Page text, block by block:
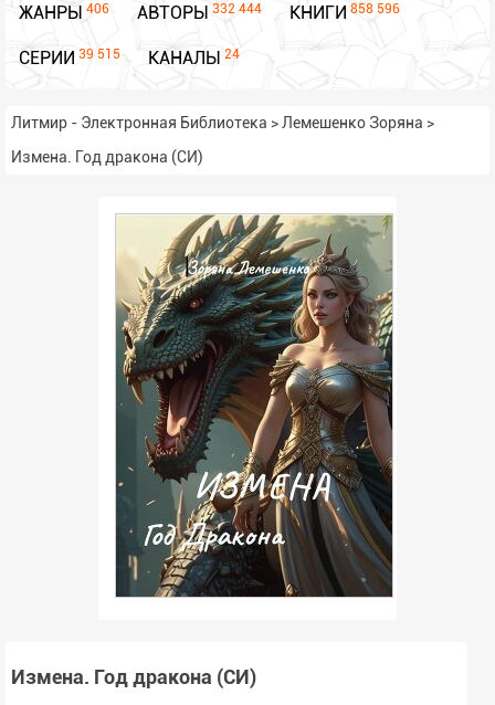
ЖАНРЫ 406 АВТОРЫ 332 444 КНИГИ 858 596
СЕРИИ 39 515 КАНАЛЫ 24
Литмир - Электронная Библиотека > Лемешенко Зоряна >
Измена. Год дракона (СИ)
Измена. Год дракона (СИ)